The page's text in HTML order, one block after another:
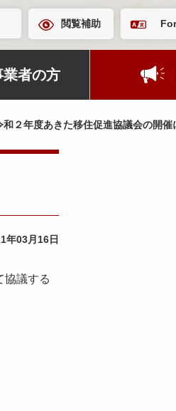
閲覧補助
業者の方
２年度あきた移住促進協議会の開催
年03月16日
議する